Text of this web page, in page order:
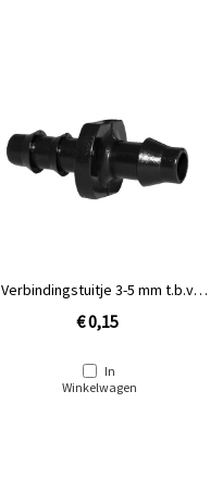
Verbindingstuitje 3-5 mm t.b.v.
€ 0,15
In
Winkelwagen